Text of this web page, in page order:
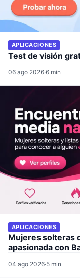
APLICACIONES
Test de visión
06 ago 2026·6 min
APLICACIONES
Mujeres solteras
apasionada con
04 ago 2026·5 min